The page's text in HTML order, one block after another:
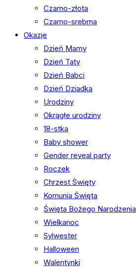
Czarno-złota
Czarno-srebrna
Okazje
Dzień Mamy
Dzień Taty
Dzień Babci
Dzień Dziadka
Urodziny
Okrągłe urodziny
18-stka
Baby shower
Gender reveal party
Roczek
Chrzest Święty
Komunia Święta
Święta Bożego Narodzenia
Wielkanoc
Sylwester
Halloween
Walentynki